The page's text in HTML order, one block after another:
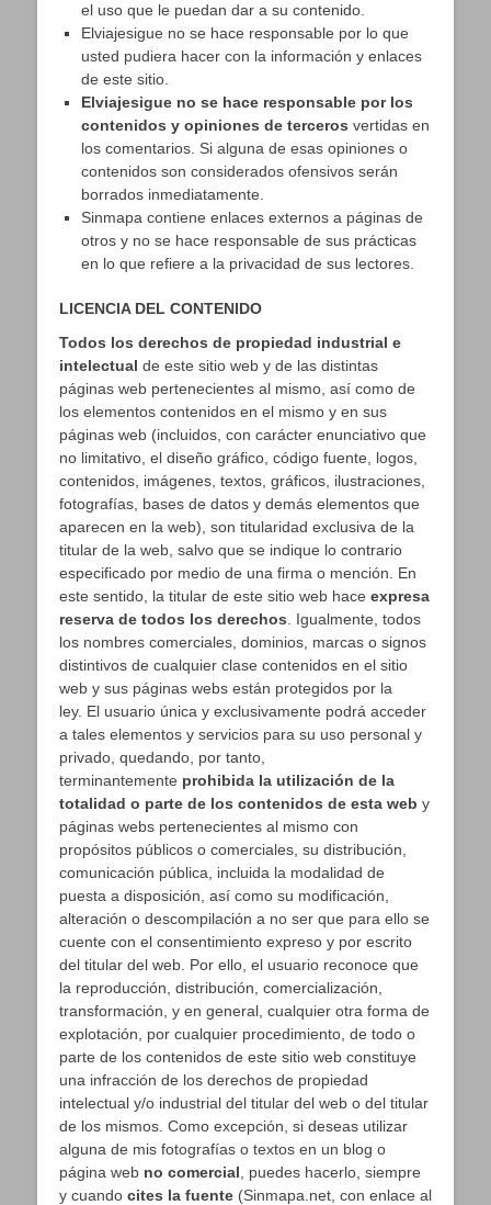
el uso que le puedan dar a su contenido.
Elviajesigue no se hace responsable por lo que
usted pudiera hacer con la información y enlaces
de este sitio.
Elviajesigue no se hace responsable por los
contenidos y opiniones de terceros vertidas en
los comentarios. Si alguna de esas opiniones o
contenidos son considerados ofensivos serán
borrados inmediatamente.
Sinmapa contiene enlaces externos a páginas de
otros y no se hace responsable de sus prácticas
en lo que refiere a la privacidad de sus lectores.
LICENCIA DEL CONTENIDO
Todos los derechos de propiedad industrial e
intelectual de este sitio web y de las distintas
páginas web pertenecientes al mismo, así como de
los elementos contenidos en el mismo y en sus
páginas web (incluidos, con carácter enunciativo que
no limitativo, el diseño gráfico, código fuente, logos,
contenidos, imágenes, textos, gráficos, ilustraciones,
fotografías, bases de datos y demás elementos que
aparecen en la web), son titularidad exclusiva de la
titular de la web, salvo que se indique lo contrario
especificado por medio de una firma o mención. En
este sentido, la titular de este sitio web hace expresa
reserva de todos los derechos . Igualmente, todos
los nombres comerciales, dominios, marcas o signos
distintivos de cualquier clase contenidos en el sitio
web y sus páginas webs están protegidos por la
ley. El usuario única y exclusivamente podrá acceder
a tales elementos y servicios para su uso personal y
privado, quedando, por tanto,
terminantemente prohibida la utilización de la
totalidad o parte de los contenidos de esta web y
páginas webs pertenecientes al mismo con
propósitos públicos o comerciales, su distribución,
comunicación pública, incluida la modalidad de
puesta a disposición, así como su modificación,
alteración o descompilación a no ser que para ello se
cuente con el consentimiento expreso y por escrito
del titular del web. Por ello, el usuario reconoce que
la reproducción, distribución, comercialización,
transformación, y en general, cualquier otra forma de
explotación, por cualquier procedimiento, de todo o
parte de los contenidos de este sitio web constituye
una infracción de los derechos de propiedad
intelectual y/o industrial del titular del web o del titular
de los mismos. Como excepción, si deseas utilizar
alguna de mis fotografías o textos en un blog o
página web no comercial , puedes hacerlo, siempre
y cuando cites la fuente (Sinmapa.net, con enlace al